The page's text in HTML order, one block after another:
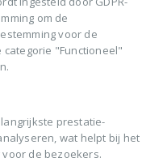
om de
voor de
categorie "Functioneel"
prestatie-
wat helpt bij het
de bezoekers.